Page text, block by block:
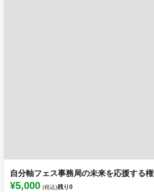
自分軸フェス事務局の未来を応援する権
¥5,000 (税込)残り0